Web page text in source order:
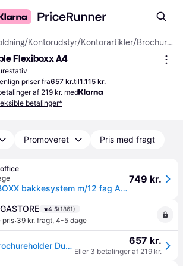
/Kontorudstyr/Kontorartikler/ Brochurestativer
Flexiboxx A4
priser fra657 kr.til1.115 kr.
af 219 kr. med
betalinger*
Promoveret Pris med fragt
Durable FLEXIBOXX bakkesystem m/12 fag A4 højformat sort
749 kr.
4.5(1861)
pris·39 kr. fragt, 4-5 dage
(ComputerSalg) Brochureholder Durable med 12 A4-fag sort højformat til vægmontering 657 kr.
Eller 3 betalinger af 219 kr.